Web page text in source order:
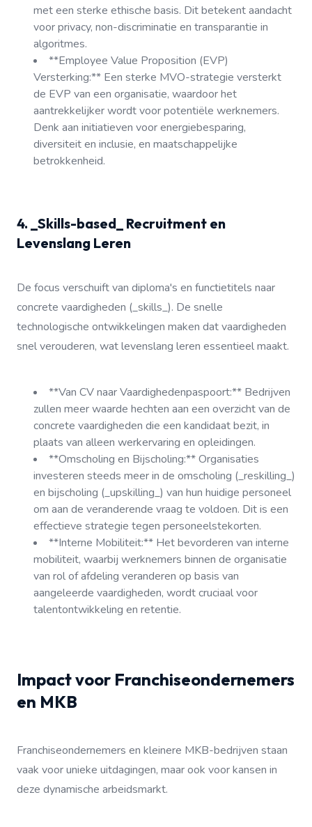
met een sterke ethische basis. Dit betekent aandacht
voor privacy, non-discriminatie en transparantie in
algoritmes.
**Employee Value Proposition (EVP)
Versterking:** Een sterke MVO-strategie versterkt
de EVP van een organisatie, waardoor het
aantrekkelijker wordt voor potentiële werknemers.
Denk aan initiatieven voor energiebesparing,
diversiteit en inclusie, en maatschappelijke
betrokkenheid.
4. _Skills-based_ Recruitment en
Levenslang Leren
De focus verschuift van diploma's en functietitels naar
concrete vaardigheden (_skills_). De snelle
technologische ontwikkelingen maken dat vaardigheden
snel verouderen, wat levenslang leren essentieel maakt.
**Van CV naar Vaardighedenpaspoort:** Bedrijven
zullen meer waarde hechten aan een overzicht van de
concrete vaardigheden die een kandidaat bezit, in
plaats van alleen werkervaring en opleidingen.
**Omscholing en Bijscholing:** Organisaties
investeren steeds meer in de omscholing (_reskilling_)
en bijscholing (_upskilling_) van hun huidige personeel
om aan de veranderende vraag te voldoen. Dit is een
effectieve strategie tegen personeelstekorten.
**Interne Mobiliteit:** Het bevorderen van interne
mobiliteit, waarbij werknemers binnen de organisatie
van rol of afdeling veranderen op basis van
aangeleerde vaardigheden, wordt cruciaal voor
talentontwikkeling en retentie.
Impact voor Franchiseondernemers
en MKB
Franchiseondernemers en kleinere MKB-bedrijven staan
vaak voor unieke uitdagingen, maar ook voor kansen in
deze dynamische arbeidsmarkt.